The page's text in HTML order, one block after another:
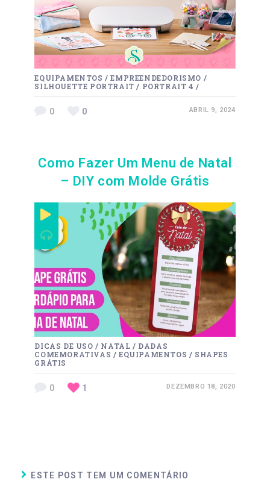
EQUIPAMENTOS /EMPREENDEDORISMO /
SILHOUETTE PORTRAIT / PORTRAIT 4 /
0 0 ABRIL 9, 2024
Como Fazer Um Menu de Natal
– DIY com Molde Grátis
DICAS DE USO / NATAL / DADAS
COMEMORATIVAS /EQUIPAMENTOS / SHAPES
GRÁTIS
0 1 DEZEMBRO 18, 2020
ESTE POST TEM UM COMENTÁRIO